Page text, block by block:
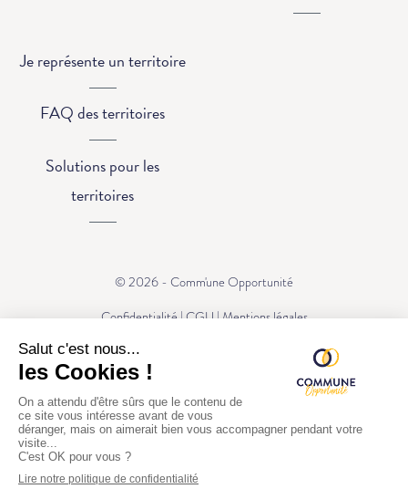
Je représente un territoire
FAQ des territoires
Solutions pour les
territoires
© 2026 - Comm'une Opportunité
Confidentialité|CGU|Mentions légales